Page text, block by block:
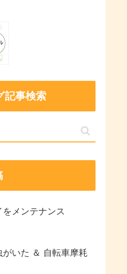
記事検索
メンテナンス
いた ＆ 自転車摩耗